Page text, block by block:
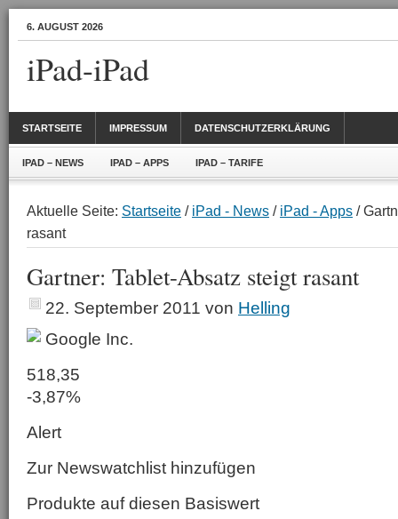
6. AUGUST 2026
iPad-iPad
STARTSEITE IMPRESSUM DATENSCHUTZERKLÄRUNG
IPAD – NEWS IPAD – APPS IPAD – TARIFE
Aktuelle Seite: Startseite / iPad - News / iPad - Apps /
rasant
Gartner: Tablet-Absatz steigt rasant
22. September 2011 von Helling
Google Inc.
518,35
-3,87%
Alert
Zur Newswatchlist hinzufügen
Produkte auf diesen Basiswert